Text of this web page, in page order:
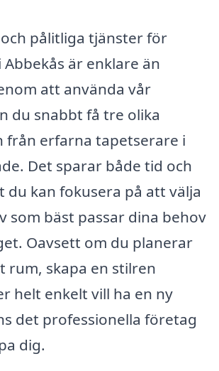
pålitliga tjänster för
är enklare än
att använda vår
du snabbt få tre olika
från erfarna tapetserare i
Det sparar både tid och
du kan fokusera på att välja
som bäst passar dina behov
Oavsett om du planerar
rum, skapa en stilren
helt enkelt vill ha en ny
det professionella företag
dig.